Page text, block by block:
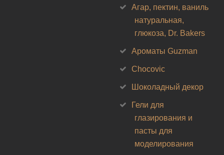
Агар, пектин, ваниль
натуральная,
глюкоза, Dr. Bakers
Ароматы Guzman
Chocovic
Шоколадный декор
Гели для
глазирования и
пасты для
моделирования